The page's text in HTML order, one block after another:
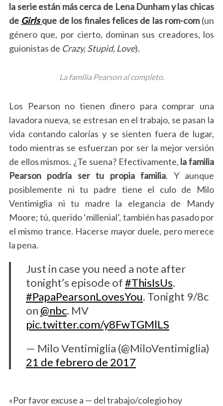
la serie están más cerca de Lena Dunham y las chicas
de Girls que de los finales felices de las rom-com(un
género que, por cierto, dominan sus creadores, los
guionistas de Crazy, Stupid, Love).
La familia Pearson al completo.
Los Pearson no tienen dinero para comprar una
lavadora nueva, se estresan en el trabajo, se pasan la
vida contando calorías y se sienten fuera de lugar,
todo mientras se esfuerzan por ser la mejor versión
de ellos mismos. ¿Te suena? Efectivamente, la familia
Pearson podría ser tu propia familia. Y aunque
posiblemente ni tu padre tiene el culo de Milo
Ventimiglia ni tu madre la elegancia de Mandy
Moore; tú, querido ‘millenial’, también has pasado por
el mismo trance. Hacerse mayor duele, pero merece
la pena.
Just in case you need a note after
tonight’s episode of#ThisIsUs.
#PapaPearsonLovesYou. Tonight 9/8c
on @nbc. MV
pic.twitter.com/y8FwTGMlLS
— Milo Ventimiglia (@MiloVentimiglia)
21 de febrero de 2017
«Por favor excuse a — del trabajo/colegio hoy